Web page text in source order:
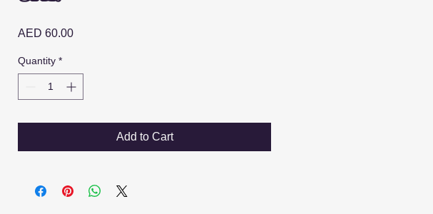
AED 60.00Price
Quantity *
Add to Cart